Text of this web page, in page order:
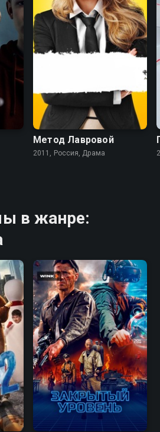
7.2 5.7
Метод Лавровой
2011, Россия, Драма
в жанре:
5.7